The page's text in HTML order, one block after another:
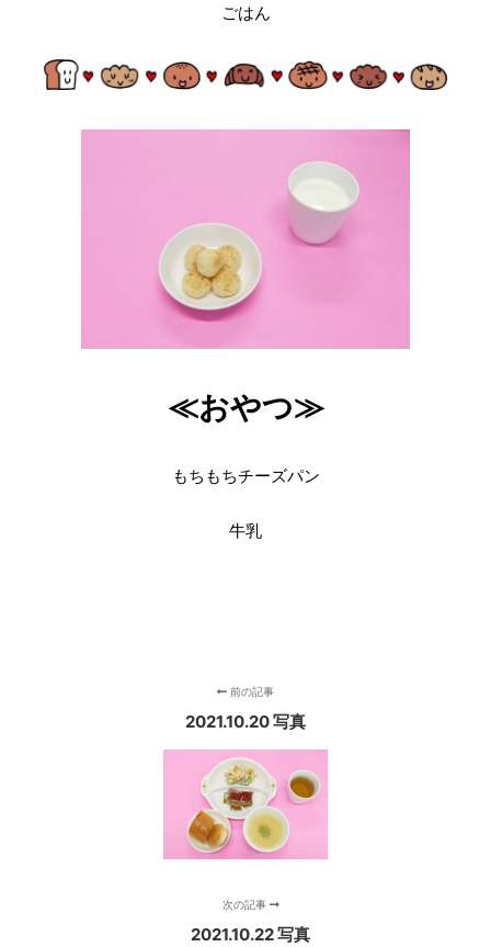
ごはん
≪おやつ≫
もちもちチーズパン
牛乳
前の記事
2021.10.20 写真
次の記事
2021.10.22 写真